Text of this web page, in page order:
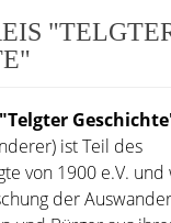
ist Teil des
von 1900 e.V.
der